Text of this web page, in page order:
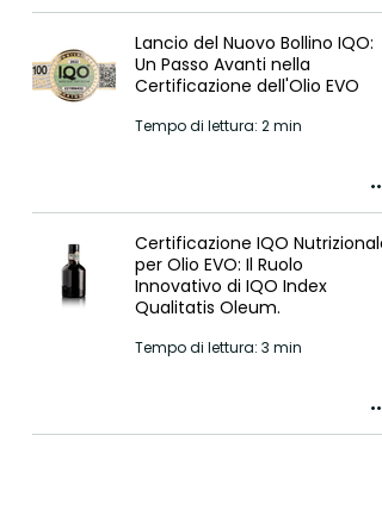
Lancio del Nuovo Bollino IQO:
Un Passo Avanti nella
Certificazione dell'Olio EVO
Tempo di lettura: 2 min
Certificazione IQO Nutrizionale
per Olio EVO: Il Ruolo
Innovativo di IQO Index
Qualitatis Oleum.
Tempo di lettura: 3 min